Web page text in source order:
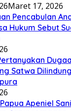
Maret 17, 2026
Pencabulan
Hukum Sebut
Satwa
Apeniel